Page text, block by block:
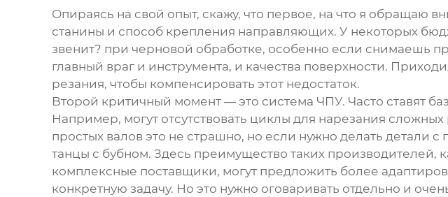
Опираясь на свой опыт, скажу, что первое, на что я обращаю
станины и способ крепления направляющих. У некоторых
звенит? при черновой обработке, особенно если снимаешь
главный враг и инструмента, и качества поверхности.
резания, чтобы компенсировать этот недостаток.
Второй критичный момент — это система ЧПУ. Часто ставят
Например, могут отсутствовать циклы для нарезания
простых валов это не страшно, но если нужно делать
танцы с бубном. Здесь преимущество таких производителей,
комплексные поставщики, могут предложить более
конкретную задачу. Но это нужно оговаривать отдельно и